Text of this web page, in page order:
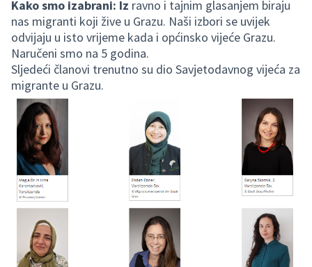
Kako smo izabrani: Iz ravno i tajnim glasanjem biraju
nas migranti koji žive u Grazu. Naši izbori se uvijek
odvijaju u isto vrijeme kada i općinsko vijeće Grazu.
Naručeni smo na 5 godina.
Sljedeći članovi trenutno su dio Savjetodavnog vijeća za
migrante u Grazu.